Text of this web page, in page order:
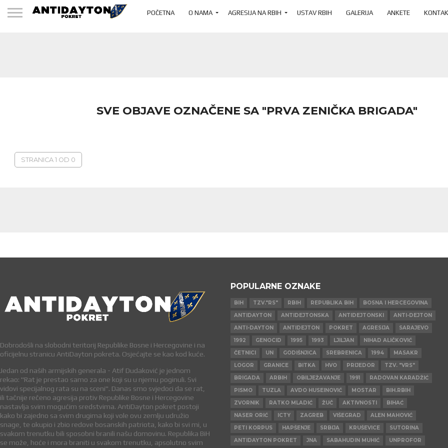
POČETNA O NAMA AGRESIJA NA RBIH USTAV RBIH GALERIJA ANKETE
SVE OBJAVE OZNAČENE SA "PRVA ZENIČKA BRIGADA"
STRANICA 1 OD 0
Dobrodošli na slobodni teritorij Republike Bosne i Hercegovine i na
oficijelnu stranicu AntiDayton pokreta. Osjećajte se kao kod kuće.
Jedan od naših armijskih generala - Atif Dudaković je jednom
rekao: "Rat je prestao samo za one koji su u njemu poginuli. Svi
vidovi specijalnog rata su na sceni". Danas smo svjedoci da se rat,
ili tačnije rečeno agresija protiv Republike Bosne i Hercegovine
nastavlja svim mogućim sredstvima. AntiDayton pokret postoji
kako bi zajedno sa svim drugima koji vole ovu zemlju udružio
snage, te okupio i zbio redove bosanskih patriota, kako bi svi mi, u
svakom trenutku bili sposobni branili našu domovinu. Republika BiH
se može, hoće i mora braniti u svakom trenutku, apsolutno svim
POPULARNE OZNAKE
BIH TZV."RS" RBIH REPUBLIKA BIH
BOSNA I HERCEGOVINA
ANTIDAYTON
ANTIDEJTONSKA ANTIDEJTONSKI
ANTI-DEJTON
ANTI-DAYTON
ANTIDEJTON POKRET AGRESIJA
SARAJEVO
1992
GENOCID 1995 1993 LJILJAN
NIHAD ALIČKOVIĆ
ČETNICI
UN GODIŠNJICA SREBRENICA 1994
MASAKR
LOGOR
GRANICE BITKA HVO PRIJEDOR
TZV. "VRS"
BRIGADA
ARBIH OBILJEŽAVANJE 1991
RADOVAN KARADŽIĆ
PISMO
TUZLA AVDO HUSEINOVIĆ MOSTAR
BIH.RBIH
ZVORNIK
RATKO MLADIĆ ŽUČ AKTIVNOSTI
BIHAĆ
NASER ORIĆ
ICTY ZAGREB VIŠEGRAD
ALEN MAHOVIĆ
PETI KORPUS
HAPŠENJE SRBIJA KRUŠEVICE
SUTORINA
ANTIDAYTON POKRET
JNA SABAHUDIN MUHIĆ UNPROFOR